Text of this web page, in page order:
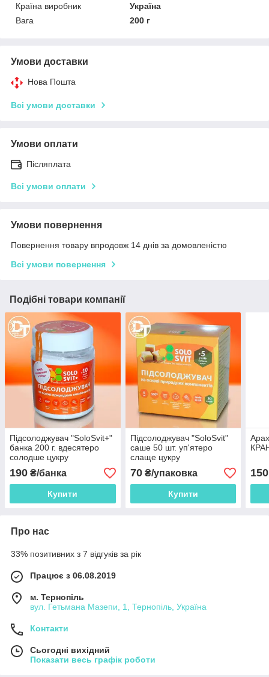
Країна виробник
Україна
Вага
200 г
Умови доставки
Нова Пошта
Всі умови доставки
Умови оплати
Післяплата
Всі умови оплати
Умови повернення
Повернення товару впродовж 14 днів за домовленістю
Всі умови повернення
Подібні товари компанії
Підсолоджувач "SoloSvit+"
банка 200 г. вдесятеро
солодше цукру
190 ₴/банка
Купити
Підсолоджувач "SoloSvit"
саше 50 шт. уп'ятеро
слаще цукру
70₴/упаковка
Купити
150
Про нас
33% позитивних з 7 відгуків за рік
Працює з 06.08.2019
м. Тернопіль
вул. Гетьмана Мазепи, 1, Тернопіль, Україна
Контакти
Сьогодні вихідний
Показати весь графік роботи